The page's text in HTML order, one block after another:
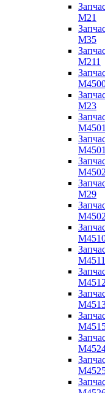
M21
M35
M211
M23
M4501
M4502
M29
M4511
M4512